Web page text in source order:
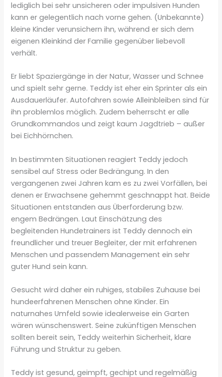
lediglich bei sehr unsicheren oder impulsiven Hunden
kann er gelegentlich nach vorne gehen. (Unbekannte)
kleine Kinder verunsichern ihn, während er sich dem
eigenen Kleinkind der Familie gegenüber liebevoll
verhält.
Er liebt Spaziergänge in der Natur, Wasser und Schnee
und spielt sehr gerne. Teddy ist eher ein Sprinter als ein
Ausdauerläufer. Autofahren sowie Alleinbleiben sind für
ihn problemlos möglich. Zudem beherrscht er alle
Grundkommandos und zeigt kaum Jagdtrieb – außer
bei Eichhörnchen.
In bestimmten Situationen reagiert Teddy jedoch
sensibel auf Stress oder Bedrängung. In den
vergangenen zwei Jahren kam es zu zwei Vorfällen, bei
denen er Erwachsene gehemmt geschnappt hat. Beide
Situationen entstanden aus Überforderung bzw.
engem Bedrängen. Laut Einschätzung des
begleitenden Hundetrainers ist Teddy dennoch ein
freundlicher und treuer Begleiter, der mit erfahrenen
Menschen und passendem Management ein sehr
guter Hund sein kann.
Gesucht wird daher ein ruhiges, stabiles Zuhause bei
hundeerfahrenen Menschen ohne Kinder. Ein
naturnahes Umfeld sowie idealerweise ein Garten
wären wünschenswert. Seine zukünftigen Menschen
sollten bereit sein, Teddy weiterhin Sicherheit, klare
Führung und Struktur zu geben.
Teddy ist gesund, geimpft, gechipt und regelmäßig